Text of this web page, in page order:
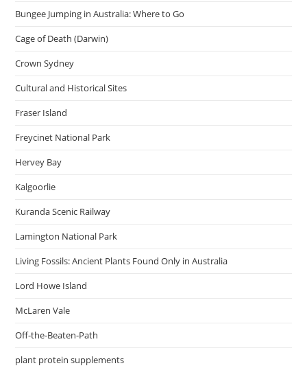
Bungee Jumping in Australia: Where to Go
Cage of Death (Darwin)
Crown Sydney
Cultural and Historical Sites
Fraser Island
Freycinet National Park
Hervey Bay
Kalgoorlie
Kuranda Scenic Railway
Lamington National Park
Living Fossils: Ancient Plants Found Only in Australia
Lord Howe Island
McLaren Vale
Off-the-Beaten-Path
plant protein supplements